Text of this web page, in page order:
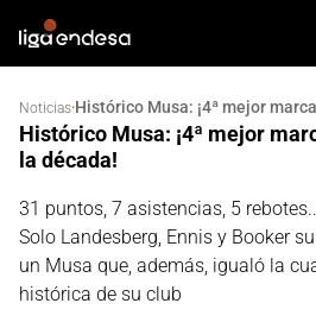
Noticias·
Histórico Musa: ¡4ª mejor
la década!
31 puntos, 7 asistencias, 5
Solo Landesberg, Ennis y Booker
un Musa que, además, igualó la
histórica de su club